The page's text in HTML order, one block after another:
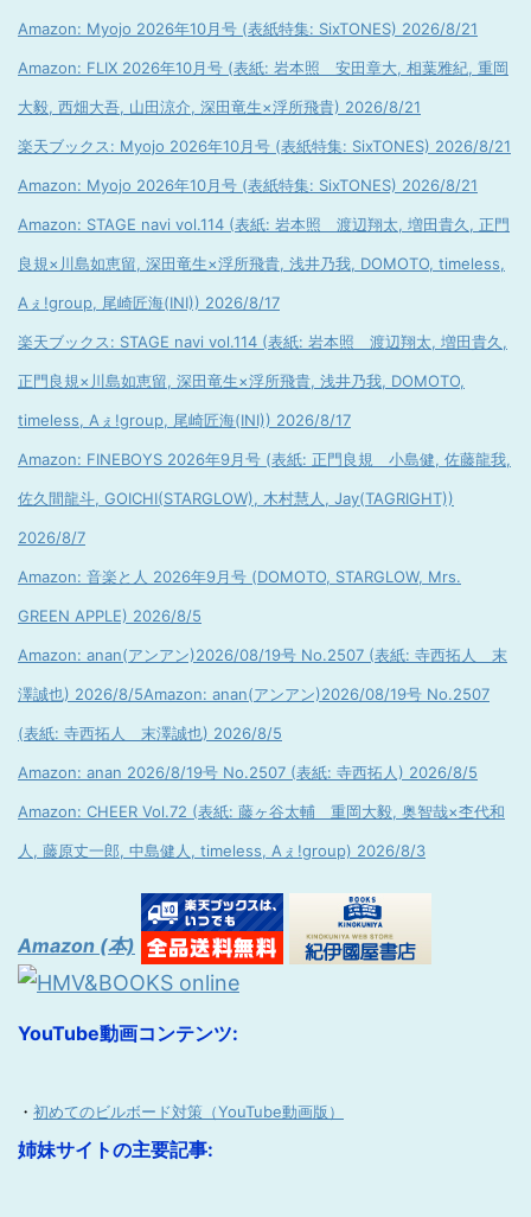
Amazon: Myojo 2026年10月号 (表紙特集: SixTONES) 2026/8/21
Amazon: FLIX 2026年10月号 (表紙: 岩本照 安田章大, 相葉雅紀, 重岡
大毅, 西畑大吾, 山田涼介, 深田竜生×浮所飛貴) 2026/8/21
楽天ブックス: Myojo 2026年10月号 (表紙特集: SixTONES) 2026/8/21
Amazon: Myojo 2026年10月号 (表紙特集: SixTONES) 2026/8/21
Amazon: STAGE navi vol.114 (表紙: 岩本照 渡辺翔太, 増田貴久, 正門
良規×川島如恵留, 深田竜生×浮所飛貴, 浅井乃我, DOMOTO, timeless,
Aぇ!group, 尾崎匠海(INI)) 2026/8/17
楽天ブックス: STAGE navi vol.114 (表紙: 岩本照 渡辺翔太, 増田貴久,
正門良規×川島如恵留, 深田竜生×浮所飛貴, 浅井乃我, DOMOTO,
timeless, Aぇ!group, 尾崎匠海(INI)) 2026/8/17
Amazon: FINEBOYS 2026年9月号 (表紙: 正門良規 小島健, 佐藤龍我,
佐久間龍斗, GOICHI(STARGLOW), 木村慧人, Jay(TAGRIGHT))
2026/8/7
Amazon: 音楽と人 2026年9月号 (DOMOTO, STARGLOW, Mrs.
GREEN APPLE) 2026/8/5
Amazon: anan(アンアン)2026/08/19号 No.2507 (表紙: 寺西拓人 末
澤誠也) 2026/8/5Amazon: anan(アンアン)2026/08/19号 No.2507
(表紙: 寺西拓人 末澤誠也) 2026/8/5
Amazon: anan 2026/8/19号 No.2507 (表紙: 寺西拓人) 2026/8/5
Amazon: CHEER Vol.72 (表紙: 藤ヶ谷太輔 重岡大毅, 奥智哉×杢代和
人, 藤原丈一郎, 中島健人, timeless, Aぇ!group) 2026/8/3
Amazon (本)
YouTube動画コンテンツ:
・ 初めてのビルボード対策（YouTube動画版）
姉妹サイトの主要記事: